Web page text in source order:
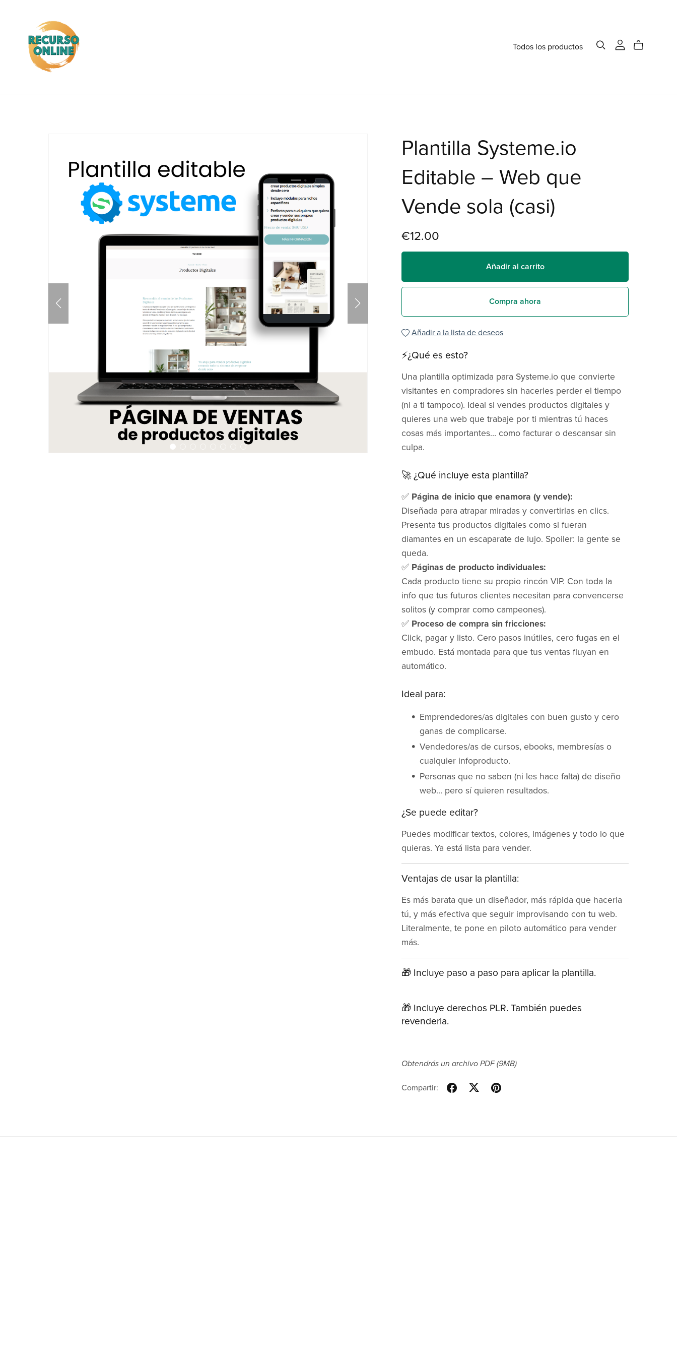
Todos los productos
Plantilla Systeme.io
Editable – Web que
Vende sola (casi)
€12.00
Añadir al carrito
Compra ahora
Añadir a la lista de deseos
⚡¿Qué es esto?
Una plantilla optimizada para Systeme.io que convierte
visitantes en compradores sin hacerles perder el tiempo
(ni a ti tampoco). Ideal si vendes productos digitales y
quieres una web que trabaje por ti mientras tú haces
cosas más importantes… como facturar o descansar sin
culpa.
🚀 ¿Qué incluye esta plantilla?
✅ Página de inicio que enamora (y vende):
Diseñada para atrapar miradas y convertirlas en clics.
Presenta tus productos digitales como si fueran
diamantes en un escaparate de lujo. Spoiler: la gente se
queda.
✅ Páginas de producto individuales:
Cada producto tiene su propio rincón VIP. Con toda la
info que tus futuros clientes necesitan para convencerse
solitos (y comprar como campeones).
✅ Proceso de compra sin fricciones:
Click, pagar y listo. Cero pasos inútiles, cero fugas en el
embudo. Está montada para que tus ventas fluyan en
automático.
Ideal para:
Emprendedores/as digitales con buen gusto y cero
ganas de complicarse.
Vendedores/as de cursos, ebooks, membresías o
cualquier infoproducto.
Personas que no saben (ni les hace falta) de diseño
web… pero sí quieren resultados.
¿Se puede editar?
Puedes modificar textos, colores, imágenes y todo lo que
quieras. Ya está lista para vender.
Ventajas de usar la plantilla:
Es más barata que un diseñador, más rápida que hacerla
tú, y más efectiva que seguir improvisando con tu web.
Literalmente, te pone en piloto automático para vender
más.
🎁 Incluye paso a paso para aplicar la plantilla.
🎁 Incluye derechos PLR. También puedes
revenderla.
Obtendrás un archivo PDF(9MB)
Compartir: